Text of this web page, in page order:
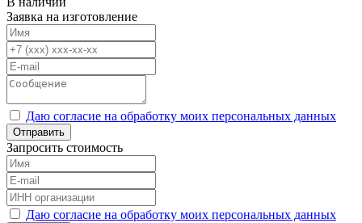
Заявка на изготовление
Даю согласие на обработку моих персональных данных
Отправить
Запросить стоимость
Даю согласие на обработку моих персональных данных